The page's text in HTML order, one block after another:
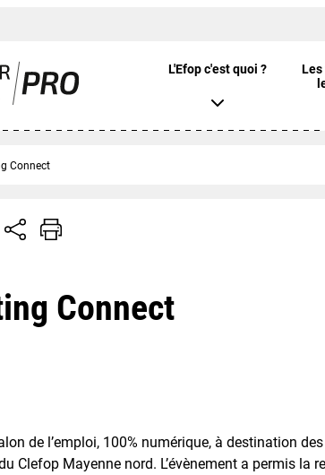
L'Efop c'est quoi ?
Connect
Connect
de l’emploi, 100% numérique, à destination
Clefop Mayenne nord. L’évènement a permis la